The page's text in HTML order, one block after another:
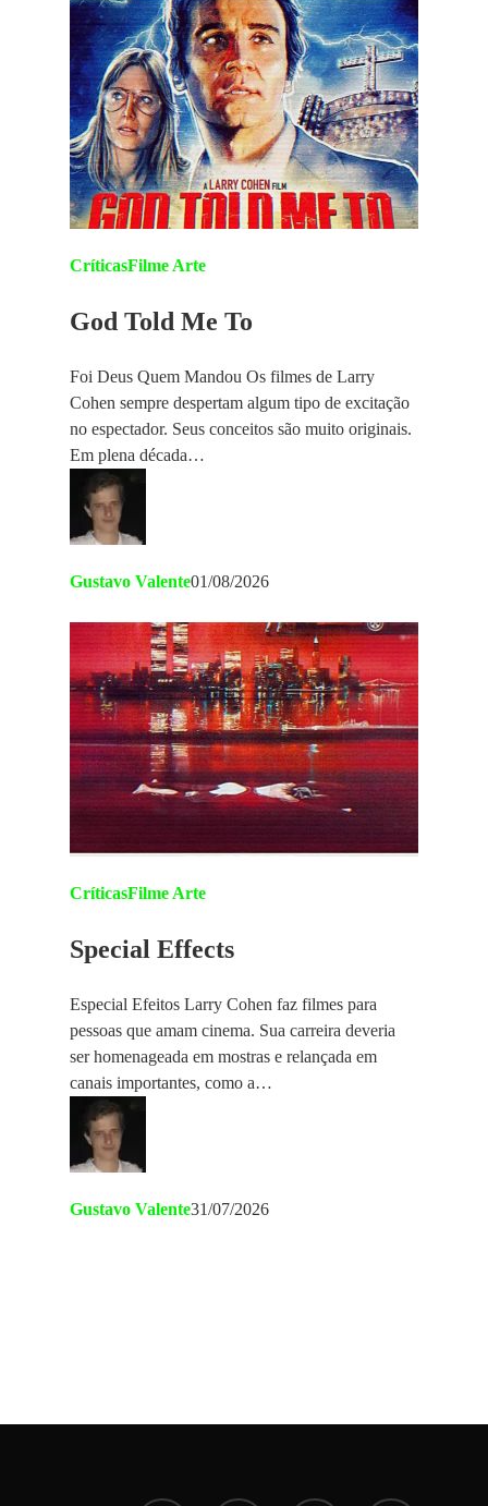
CríticasFilme Arte
God Told Me To
Foi Deus Quem Mandou Os filmes de Larry
Cohen sempre despertam algum tipo de excitação
no espectador. Seus conceitos são muito originais.
Em plena década…
Gustavo Valente01/08/2026
CríticasFilme Arte
Special Effects
Especial Efeitos Larry Cohen faz filmes para
pessoas que amam cinema. Sua carreira deveria
ser homenageada em mostras e relançada em
canais importantes, como a…
Gustavo Valente31/07/2026